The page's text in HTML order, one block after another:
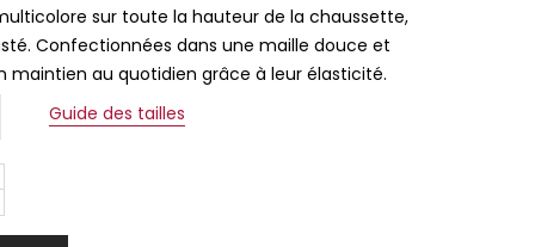
sur toute la hauteur de la chaussette,
Confectionnées dans une maille douce et
maintien au quotidien grâce à leur élasticité.
Guide des tailles